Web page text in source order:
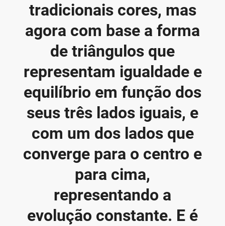
tradicionais cores, mas
agora com base a forma
de triângulos que
representam igualdade e
equilíbrio em função dos
seus três lados iguais, e
com um dos lados que
converge para o centro e
para cima,
representando a
evolução constante. E é